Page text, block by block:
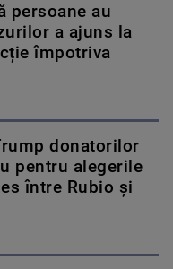
persoane au
a ajuns la
împotriva
donatorilor
pentru alegerile
între Rubio și